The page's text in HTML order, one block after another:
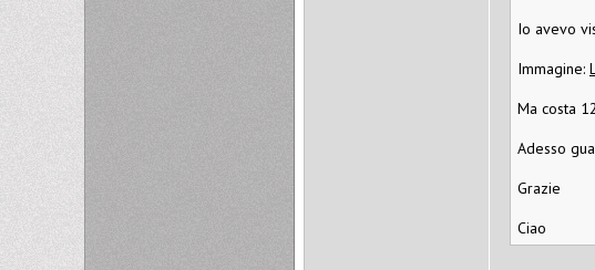
Io avevo
Immagine:
Ma costa
Adesso
Grazie
Ciao